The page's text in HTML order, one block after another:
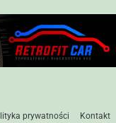
prywatności
Kontakt